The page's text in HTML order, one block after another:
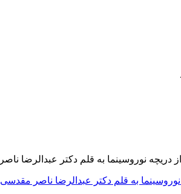
به قلم دکتر عبدالرضا ناصر مقدسی